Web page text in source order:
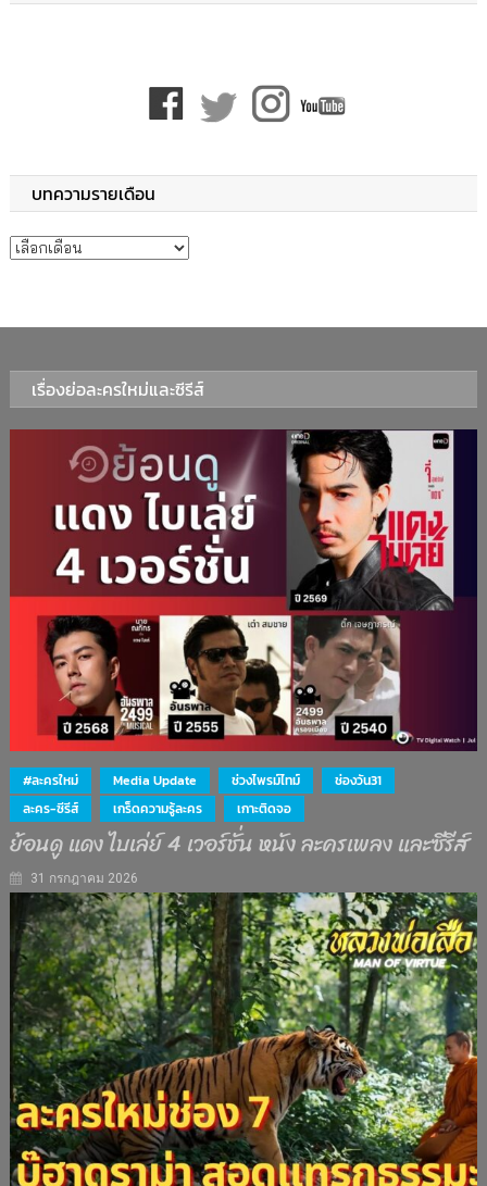
บทความรายเดือน
บทความรายเดือน
เรื่องย่อละครใหม่และซีรีส์
#ละครใหม่ Media Update ช่วงไพรม์ไทม์
ช่องวัน31
ละคร-ซีรีส์
เกร็ดความรู้ละคร เกาะติดจอ
ย้อนดู แดง ไบเล่ย์ 4 เวอร์ชั่น หนัง ละครเพลง และซีรีส์
31 กรกฎาคม 2026